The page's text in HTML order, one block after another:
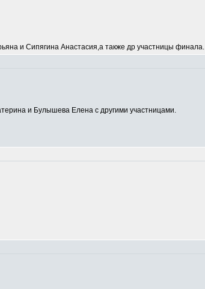
и Сипягина Анастасия,а также др участницы финала.
и Булышева Елена с другими участницами.